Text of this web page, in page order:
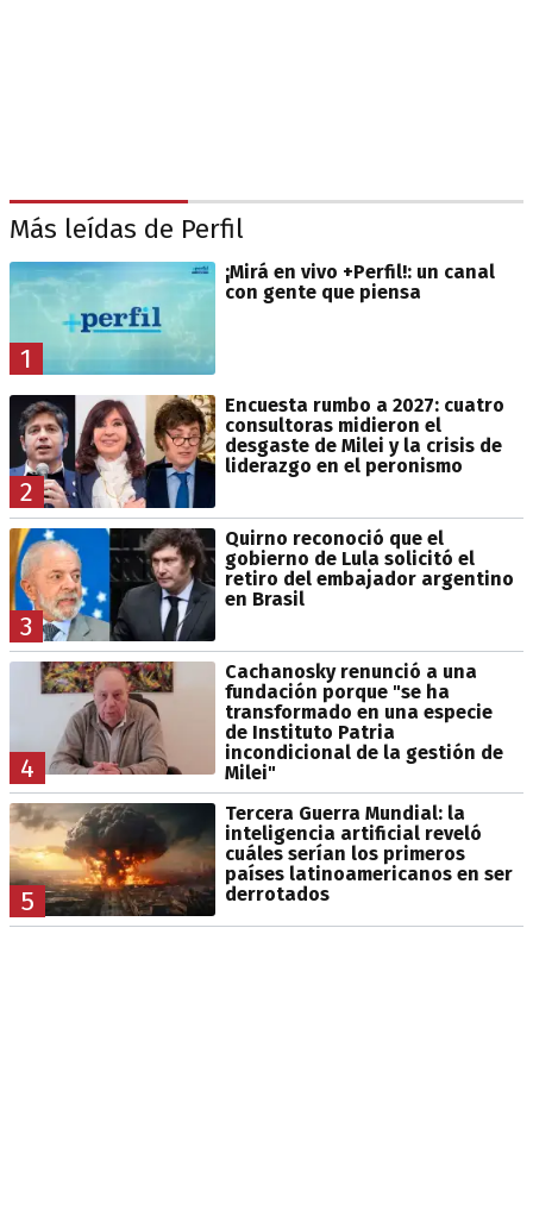
Más leídas de Perfil
1
¡Mirá en vivo +Perfil!: un canal
con gente que piensa
2
Encuesta rumbo a 2027: cuatro
consultoras midieron el
desgaste de Milei y la crisis de
liderazgo en el peronismo
3
Quirno reconoció que el
gobierno de Lula solicitó el
retiro del embajador argentino
en Brasil
4
Cachanosky renunció a una
fundación porque "se ha
transformado en una especie
de Instituto Patria
incondicional de la gestión de
Milei"
5
Tercera Guerra Mundial: la
inteligencia artificial reveló
cuáles serían los primeros
países latinoamericanos en ser
derrotados